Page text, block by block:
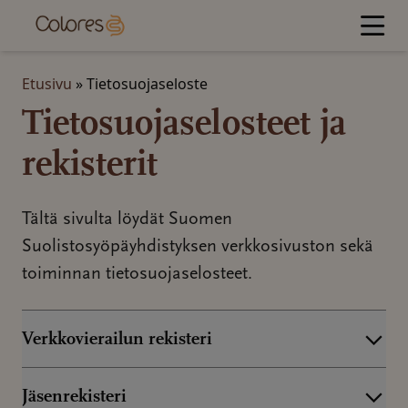
sisältöön
Etusivu »Tietosuojaseloste
Tietosuojaselosteet ja
rekisterit
Tältä sivulta löydät Suomen
Suolistosyöpäyhdistyksen verkkosivuston sekä
toiminnan tietosuojaselosteet.
Verkkovierailun rekisteri
Jäsenrekisteri